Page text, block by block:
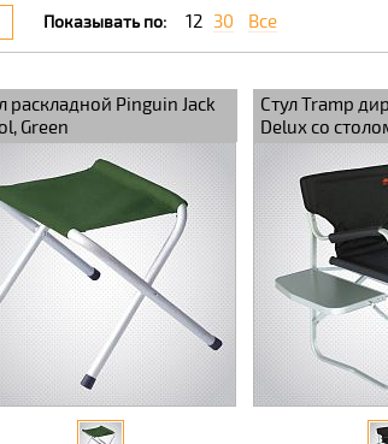
Показывать по: 12 30 Все
раскладной Pinguin Jack
Green
Стул Tramp
Delux со